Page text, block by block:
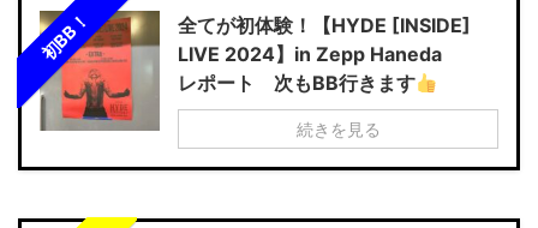
初BB！
全てが初体験！【HYDE [INSIDE]
LIVE 2024】in Zepp Haneda
レポート 次もBB行きます
続きを見る